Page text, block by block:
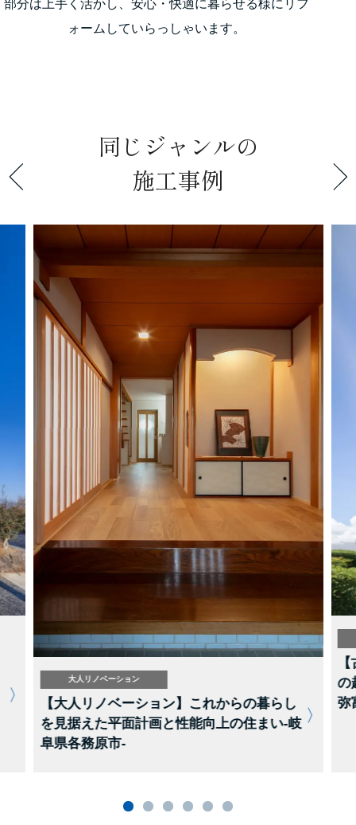
部分は上手く活かし、安心・快適に暮らせる様にリフ
ォームしていらっしゃいます。
同じジャンルの
施工事例
大人リノベーション
【大人リノベーション】これからの暮らし
を見据えた平面計画と性能向上の住まい-岐
阜県各務原市-
の
弥